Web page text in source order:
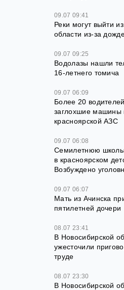
09.07 09:41
Реки могут выйти
области из‑за
09.07 09:25
Водолазы нашли
16-летнего томича
09.07 06:09
Более 20
заглохшие машины
красноярской АЗС
09.07 06:08
Семилетнюю
в красноярском
Возбуждено
09.07 06:07
Мать из Ачинска
пятилетней дочери
08.07 23:41
В Новосибирской
ужесточили
труде
08.07 23:30
В Новосибирской